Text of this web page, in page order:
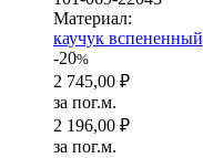
Ма­­те­­ри­­ал:
каучук вспененный
-20%
2 745,00 ₽
за пог.м.
2 196,00 ₽
за пог.м.